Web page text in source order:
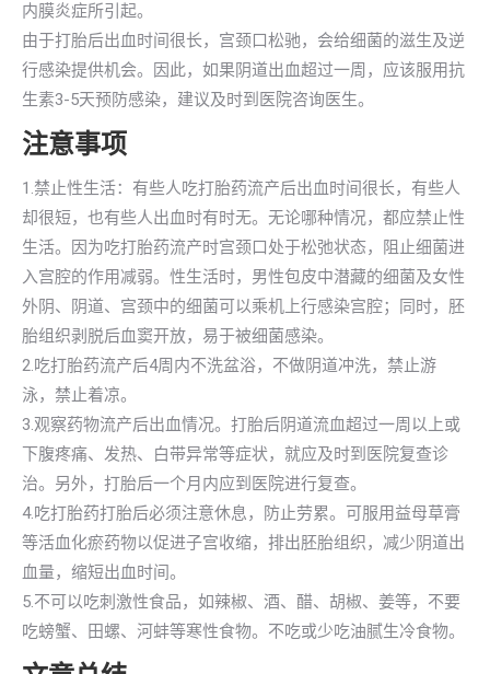
内膜炎症所引起。
由于打胎后出血时间很长，宫颈口松驰，会给细菌的滋生及逆
行感染提供机会。因此，如果阴道出血超过一周，应该服用抗
生素3-5天预防感染，建议及时到医院咨询医生。
注意事项
1.禁止性生活：有些人吃打胎药流产后出血时间很长，有些人
却很短，也有些人出血时有时无。无论哪种情况，都应禁止性
生活。因为吃打胎药流产时宫颈口处于松弛状态，阻止细菌进
入宫腔的作用减弱。性生活时，男性包皮中潜藏的细菌及女性
外阴、阴道、宫颈中的细菌可以乘机上行感染宫腔；同时，胚
胎组织剥脱后血窦开放，易于被细菌感染。
2.吃打胎药流产后4周内不洗盆浴，不做阴道冲洗，禁止游
泳，禁止着凉。
3.观察药物流产后出血情况。打胎后阴道流血超过一周以上或
下腹疼痛、发热、白带异常等症状，就应及时到医院复查诊
治。另外，打胎后一个月内应到医院进行复查。
4.吃打胎药打胎后必须注意休息，防止劳累。可服用益母草膏
等活血化瘀药物以促进子宫收缩，排出胚胎组织，减少阴道出
血量，缩短出血时间。
5.不可以吃刺激性食品，如辣椒、酒、醋、胡椒、姜等，不要
吃螃蟹、田螺、河蚌等寒性食物。不吃或少吃油腻生冷食物。